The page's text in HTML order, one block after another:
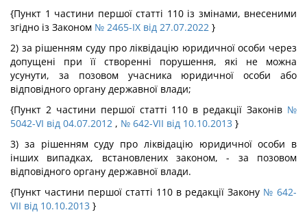
{Пункт 1 частини першої статті 110 із змінами, внесеними
згідно із Законом № 2465-IX від 27.07.2022 }
2) за рішенням суду про ліквідацію юридичної особи через
допущені при її створенні порушення, які не можна
усунути, за позовом учасника юридичної особи або
відповідного органу державної влади;
{Пункт 2 частини першої статті 110 в редакції Законів №
5042-VI від 04.07.2012 , № 642-VII від 10.10.2013 }
3) за рішенням суду про ліквідацію юридичної особи в
інших випадках, встановлених законом, - за позовом
відповідного органу державної влади.
{Пункт частини першої статті 110 в редакції Закону № 642-
VII від 10.10.2013 }